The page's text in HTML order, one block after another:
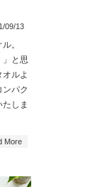
09/13
。
」と思
ルよ
パク
しま
More